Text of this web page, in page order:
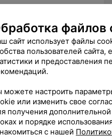
задуматься нужно уже сейчас. Наконец нашла своего специалиста) Буду рекомендовать Веронику всем знакомым.
файлов
сайт использует файлы
пользователей сайта,
и предоставления
можете настроить
или изменить свое
получения
и порядке
с нашей